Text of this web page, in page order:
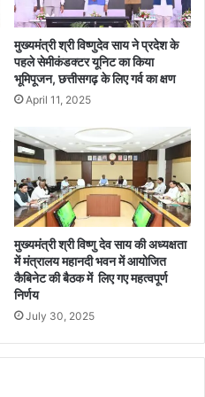
मुख्यमंत्री श्री विष्णुदेव साय ने प्रदेश के
पहले सेमीकंडक्टर यूनिट का किया
भूमिपूजन, छत्तीसगढ़ के लिए गर्व का क्षण
April 11, 2025
मुख्यमंत्री श्री विष्णु देव साय की अध्यक्षता
में मंत्रालय महानदी भवन में आयोजित
कैबिनेट की बैठक में लिए गए महत्वपूर्ण
निर्णय
July 30, 2025